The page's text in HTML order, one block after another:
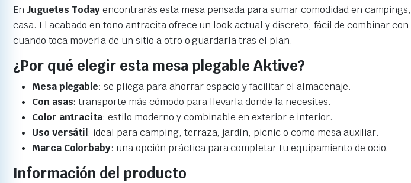
En Juguetes Todayencontrarás esta mesa pensada para sumar comodidad en
casa. El acabado en tono antracita ofrece un look actual y discreto, fácil de combinar
cuando toca moverla de un sitio a otro o guardarla tras el plan.
¿Por qué elegir esta mesa plegable Aktive?
Mesa plegable: se pliega para ahorrar espacio y facilitar el almacenaje.
Con asas: transporte más cómodo para llevarla donde la necesites.
Color antracita: estilo moderno y combinable en exterior e interior.
Uso versátil: ideal para camping, terraza, jardín, picnic o como mesa auxiliar.
Marca Colorbaby: una opción práctica para completar tu equipamiento de ocio.
Información del producto